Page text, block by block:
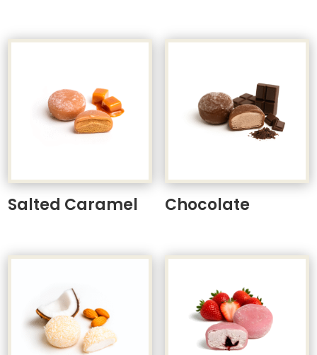
Salted Caramel Chocolate